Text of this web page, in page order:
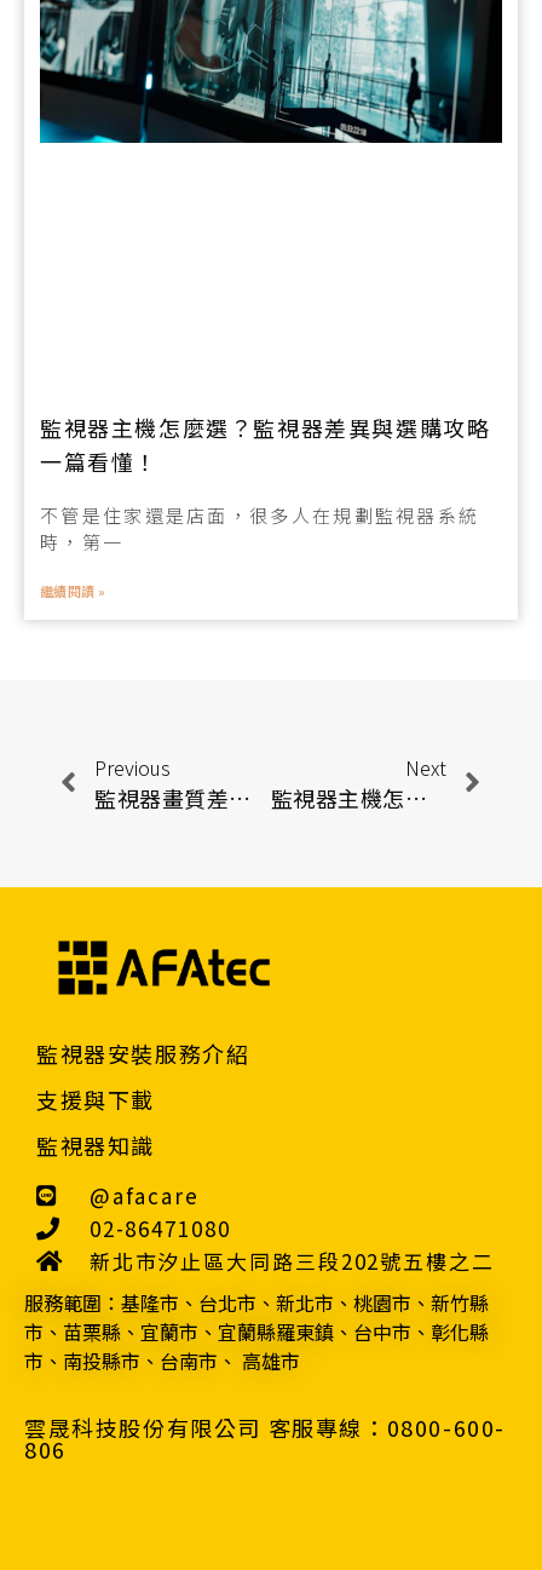
監視器主機怎麼選？監視器差異與選購攻略
一篇看懂！
不管是住家還是店面，很多人在規劃監視器系統
時，第一
繼續閱讀 »
Previous
監視器畫質差怎麼辦？從解析度選擇到畫質設定技巧一次搞懂
Next
監視器主機怎麼選？監視器差異與選購攻略一篇看懂！
監視器安裝服務介紹
支援與下載
監視器知識
@afacare
02-86471080
新北市汐止區大同路三段202號五樓之二
服務範圍：基隆市、台北市、新北市、桃園市、新竹縣
市、苗栗縣、宜蘭市、宜蘭縣羅東鎮、台中市、彰化縣
市、南投縣市、台南市、 高雄市
雲晟科技股份有限公司 客服專線：0800-600-
806